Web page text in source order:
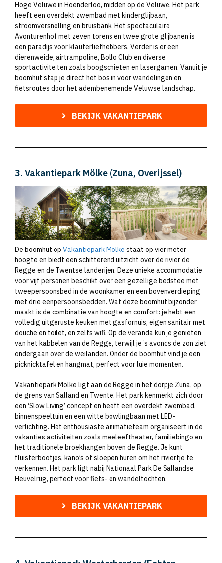
Hoge Veluwe in Hoenderloo, midden op de Veluwe. Het park
heeft een overdekt zwembad met kinderglijbaan,
stroomversnelling en bruisbank. Het spectaculaire
Avonturenhof met zeven torens en twee grote glijbanen is
een paradijs voor klauterliefhebbers. Verder is er een
dierenweide, airtrampoline, Bollo Club en diverse
sportactiviteiten zoals boogschieten en lasergamen. Vanuit je
boomhut stap je direct het bos in voor wandelingen en
fietsroutes door het adembenemende Veluwse landschap.
BEKIJK VAKANTIEPARK
3. Vakantiepark Mölke (Zuna, Overijssel)
De boomhut op Vakantiepark Mölke staat op vier meter
hoogte en biedt een schitterend uitzicht over de rivier de
Regge en de Twentse landerijen. Deze unieke accommodatie
voor vijf personen beschikt over een gezellige bedstee met
tweepersoonsbed in de woonkamer en een bovenverdieping
met drie eenpersoonsbedden. Wat deze boomhut bijzonder
maakt is de combinatie van hoogte en comfort: je hebt een
volledig uitgeruste keuken met gasfornuis, eigen sanitair met
douche en toilet, en zelfs wifi. Op de veranda kun je genieten
van het kabbelen van de Regge, terwijl je ’s avonds de zon ziet
ondergaan over de weilanden. Onder de boomhut vind je een
picknicktafel en hangmat, perfect voor luie momenten.
Vakantiepark Mölke ligt aan de Regge in het dorpje Zuna, op
de grens van Salland en Twente. Het park kenmerkt zich door
een ‘Slow Living’ concept en heeft een overdekt zwembad,
binnenspeeltuin en een witte bowlingbaan met LED-
verlichting. Het enthousiaste animatieteam organiseert in de
vakanties activiteiten zoals meeleeftheater, familiebingo en
het traditionele broekhangen boven de Regge. Je kunt
fluisterbootjes, kano’s of sloepen huren om het riviertje te
verkennen. Het park ligt nabij Nationaal Park De Sallandse
Heuvelrug, perfect voor fiets- en wandeltochten.
BEKIJK VAKANTIEPARK